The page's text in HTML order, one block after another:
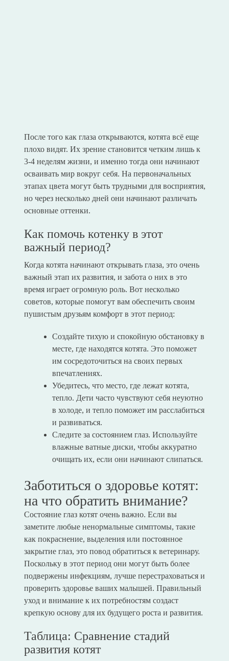
После того как глаза открываются, котята всё еще
плохо видят. Их зрение становится четким лишь к
3-4 неделям жизни, и именно тогда они начинают
осваивать мир вокруг себя. На первоначальных
этапах цвета могут быть трудными для восприятия,
но через несколько дней они начинают различать
основные оттенки.
Как помочь котенку в этот
важный период?
Когда котята начинают открывать глаза, это очень
важный этап их развития, и забота о них в это
время играет огромную роль. Вот несколько
советов, которые помогут вам обеспечить своим
пушистым друзьям комфорт в этот период:
Создайте тихую и спокойную обстановку в
месте, где находятся котята. Это поможет
им сосредоточиться на своих первых
впечатлениях.
Убедитесь, что место, где лежат котята,
тепло. Дети часто чувствуют себя неуютно
в холоде, и тепло поможет им расслабиться
и развиваться.
Следите за состоянием глаз. Используйте
влажные ватные диски, чтобы аккуратно
очищать их, если они начинают слипаться.
Заботиться о здоровье котят:
на что обратить внимание?
Состояние глаз котят очень важно. Если вы
заметите любые ненормальные симптомы, такие
как покраснение, выделения или постоянное
закрытие глаз, это повод обратиться к ветеринару.
Поскольку в этот период они могут быть более
подвержены инфекциям, лучше перестраховаться и
проверить здоровье ваших малышей. Правильный
уход и внимание к их потребностям создаст
крепкую основу для их будущего роста и развития.
Таблица: Сравнение стадий
развития котят